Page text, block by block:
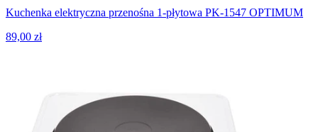
Kuchenka elektryczna przenośna 1-płytowa PK-1547 OPTIMUM
89,00 zł